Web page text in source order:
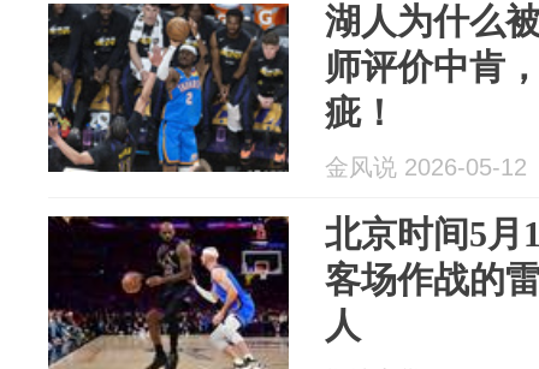
湖人为什么
师评价中肯
疵！
金风说 2026-05-12
北京时间5月
客场作战的
人